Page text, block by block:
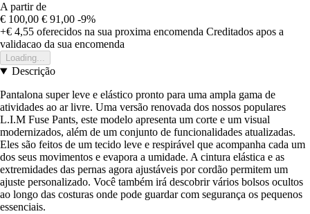
A partir de
€ 100,00 € 91,00 -9%
+€ 4,55 oferecidos na sua proxima encomenda Creditados apos a
validacao da sua encomenda
Loading...
Descrição
Pantalona super leve e elástico pronto para uma ampla gama de
atividades ao ar livre. Uma versão renovada dos nossos populares
L.I.M Fuse Pants, este modelo apresenta um corte e um visual
modernizados, além de um conjunto de funcionalidades atualizadas.
Eles são feitos de um tecido leve e respirável que acompanha cada um
dos seus movimentos e evapora a umidade. A cintura elástica e as
extremidades das pernas agora ajustáveis por cordão permitem um
ajuste personalizado. Você também irá descobrir vários bolsos ocultos
ao longo das costuras onde pode guardar com segurança os pequenos
essenciais.